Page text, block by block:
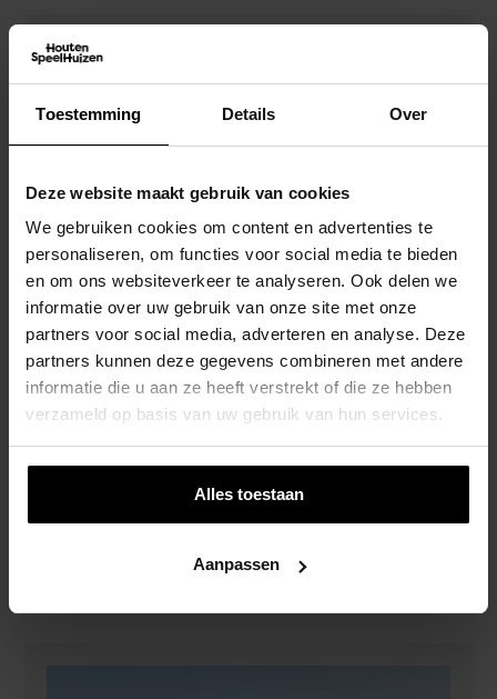
Toestemming Details Over
Deze website maakt gebruik van cookies
We gebruiken cookies om content en advertenties te
personaliseren, om functies voor social media te bieden
en om ons websiteverkeer te analyseren. Ook delen we
informatie over uw gebruik van onze site met onze
partners voor social media, adverteren en analyse. Deze
partners kunnen deze gegevens combineren met andere
informatie die u aan ze heeft verstrekt of die ze hebben
verzameld op basis van uw gebruik van hun services.
Alles toestaan
Aanpassen
Houten Speelhuis Butterfly – Prestige
Garden